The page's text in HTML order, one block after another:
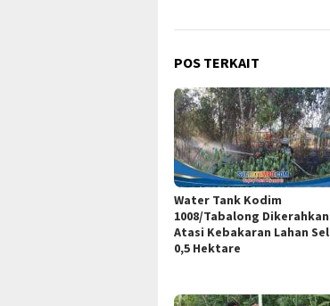
POS TERKAIT
Water Tank Kodim
1008/Tabalong Dikerahkan
Atasi Kebakaran Lahan
0,5 Hektare